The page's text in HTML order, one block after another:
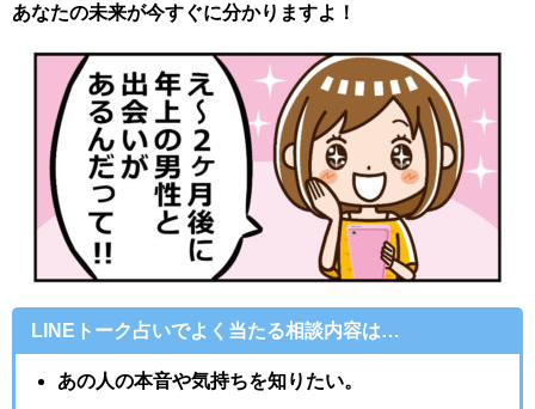
あなたの未来が今すぐに分かりますよ！
LINEトーク占いでよく当たる相談内容は…
あの人の本音や気持ちを知りたい。